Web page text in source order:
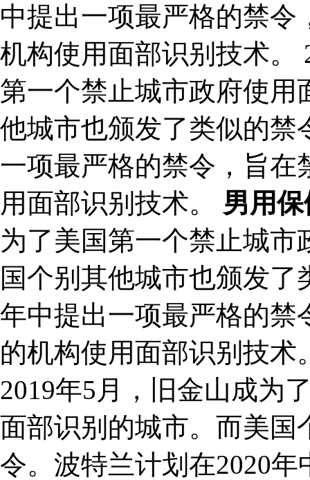
中提出一项最严格的禁
机构使用面部识别技术。
第一个禁止城市政府使用
他城市也颁发了类似的禁
一项最严格的禁令，旨在
用面部识别技术。 男用
为了美国第一个禁止城
国个别其他城市也颁发了
年中提出一项最严格的禁
的机构使用面部识别技
2019年5月，旧金山成为
面部识别的城市。而美国
令。波特兰计划在2020